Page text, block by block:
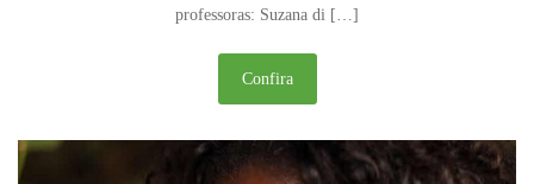
professoras: Suzana di […]
Confira